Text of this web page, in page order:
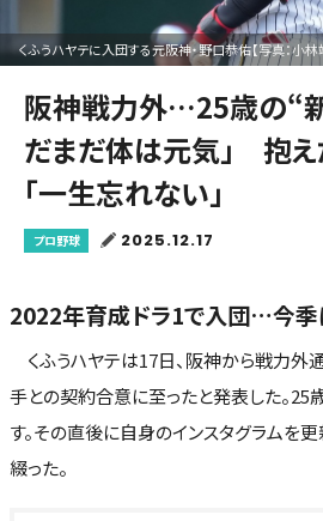
くふうハヤテに入団する元阪神・野口恭佑【写真：小林
阪神戦力外…25歳の“
だまだ体は元気」 抱え
「一生忘れない」
プロ野球 2025.12.17
2022年育成ドラ1で入団…今
くふうハヤテは17日、阪神から戦力
手との契約合意に至ったと発表した。
す。その直後に自身のインスタグラムを
綴った。